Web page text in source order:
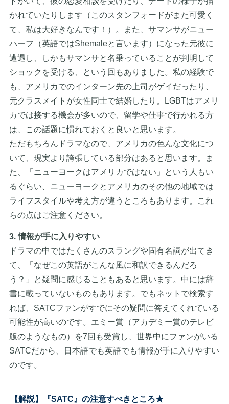
かれていたりします（このスタンフォードがまた可愛く
て、私は大好きなんです！）。また、サマンサがニュー
ハーフ（英語ではShemaleと言います）になった元彼に
遭遇し、しかもサマンサと名乗っていることが判明して
ショックを受ける、という回もありました。私の経験で
も、アメリカでのインターン先の上司がゲイだったり、
元クラスメイトが女性同士で結婚したり。LGBTはアメリ
カでは接する機会が多いので、留学や仕事で行かれる方
は、この話題に慣れておくと良いと思います。
ただもちろんドラマなので、アメリカの色んな文化につ
いて、現実より誇張している部分はあると思います。ま
た、「ニューヨークはアメリカではない」という人もい
るぐらい、ニューヨークとアメリカのその他の地域では
ライフスタイルや考え方が違うところもあります。これ
らの点はご注意ください。
3. 情報が手に入りやすい
ドラマの中ではたくさんのスラングや固有名詞が出てき
て、「なぜこの英語がこんな風に和訳できるんだろ
う？」と疑問に感じることもあると思います。中には辞
書に載っていないものもあります。でもネットで検索す
れば、SATCファンがすでにその疑問に答えてくれている
可能性が高いのです。エミー賞（アカデミー賞のテレビ
版のようなもの）を7回も受賞し、世界中にファンがいる
SATCだから、日本語でも英語でも情報が手に入りやすい
のです。
【解説】『SATC』の注意すべきところ★